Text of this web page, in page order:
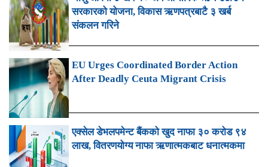
सरकारको योजना, विकास ऋणपत्रबाटै ३ खर्ब
संकलन गरिने
EU Urges Coordinated Border Action
After Deadly Ceuta Migrant Crisis
एक्सेल डेभलपमेन्ट बैंकको खुद नाफा ३० करोड ९४
लाख, वितरणयोग्य नाफा ऋणात्मकबाट धनात्मकमा